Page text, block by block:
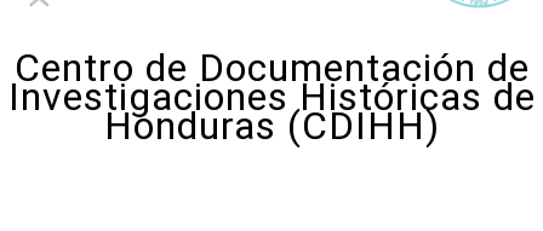
Centro de Documentación de
Investigaciones Históricas de
Honduras (CDIHH)